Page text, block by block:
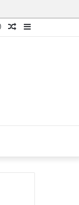
Barra
Artigo
Entrar